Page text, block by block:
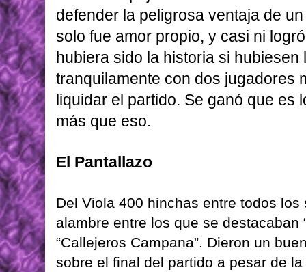
defender la peligrosa ventaja de
solo fue amor propio, y casi ni
hubiera sido la historia si
tranquilamente con dos jugadores
liquidar el partido. Se ganó que es
más que eso.
El Pantallazo
Del Viola 400 hinchas entre todos
alambre entre los que se destacaban
“Callejeros Campana”. Dieron un
sobre el final del partido a pesar de